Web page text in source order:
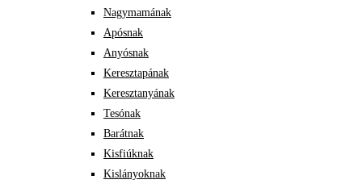
Nagymamának
Apósnak
Anyósnak
Keresztapának
Keresztanyának
Tesónak
Barátnak
Kisfiúknak
Kislányoknak